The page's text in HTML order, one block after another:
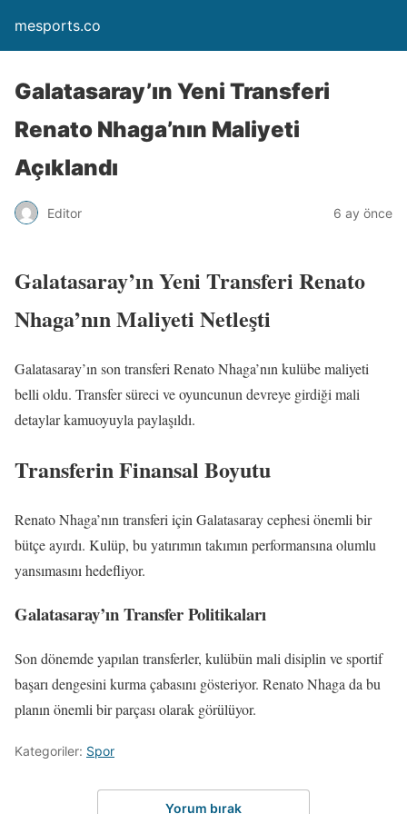
mesports.co
Galatasaray’ın Yeni Transferi
Renato Nhaga’nın Maliyeti
Açıklandı
Editor 6 ay önce
Galatasaray’ın Yeni Transferi Renato
Nhaga’nın Maliyeti Netleşti
Galatasaray’ın son transferi Renato Nhaga’nın kulübe maliyeti
belli oldu. Transfer süreci ve oyuncunun devreye girdiği mali
detaylar kamuoyuyla paylaşıldı.
Transferin Finansal Boyutu
Renato Nhaga’nın transferi için Galatasaray cephesi önemli bir
bütçe ayırdı. Kulüp, bu yatırımın takımın performansına olumlu
yansımasını hedefliyor.
Galatasaray’ın Transfer Politikaları
Son dönemde yapılan transferler, kulübün mali disiplin ve sportif
başarı dengesini kurma çabasını gösteriyor. Renato Nhaga da bu
planın önemli bir parçası olarak görülüyor.
Kategoriler: Spor
Yorum bırak